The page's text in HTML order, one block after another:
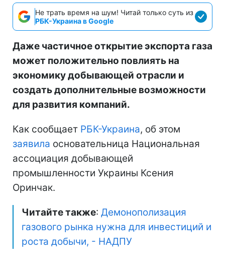
Не трать время на шум! Читай только суть из
РБК-Украина в Google
Даже частичное открытие экспорта газа
может положительно повлиять на
экономику добывающей отрасли и
создать дополнительные возможности
для развития компаний.
Как сообщает РБК-Украина, об этом
заявила основательница Национальная
ассоциация добывающей
промышленности Украины Ксения
Оринчак.
Читайте также: Демонополизация
газового рынка нужна для инвестиций и
роста добычи, - НАДПУ